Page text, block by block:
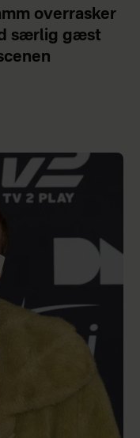
overrasker
særlig gæst